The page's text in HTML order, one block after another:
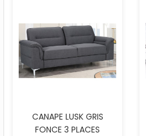
CANAPE LUSK GRIS
FONCE 3 PLACES